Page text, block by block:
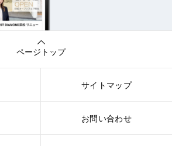
ページトップ
サイトマップ
お問い合わせ